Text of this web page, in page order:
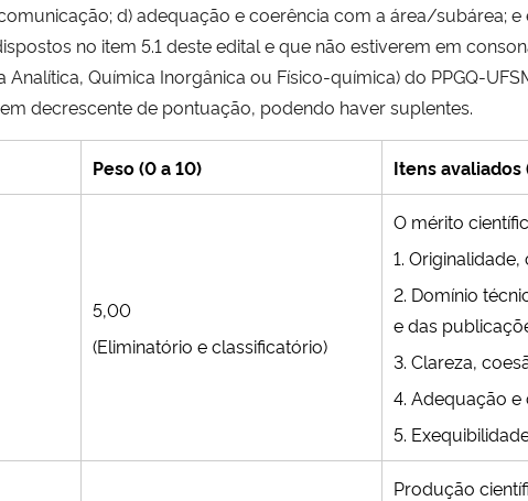
d) adequação e coerência com a área/subárea; e
no item 5.1 deste edital e que não estiverem em
Analítica, Química Inorgânica ou Físico-química) do PPGQ-
decrescente de pontuação, podendo haver suplentes.
Peso (0 a 10) Itens
5,00
(Eliminatório e classificatório)
O mérito
1.
2. Domínio
e das
3. Clareza,
4. Adequação
5.
Produção